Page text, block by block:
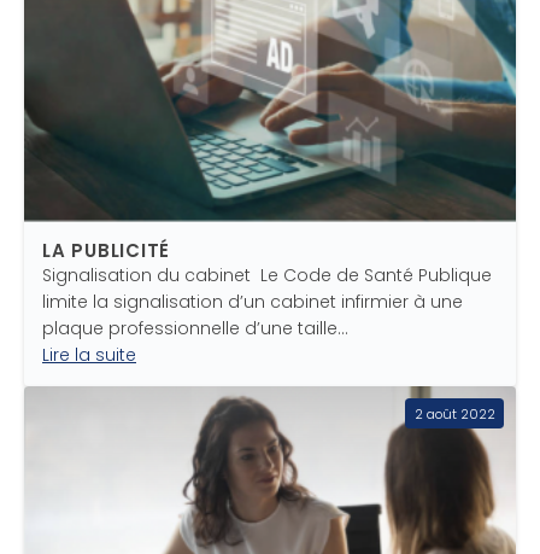
LA PUBLICITÉ
Signalisation du cabinet Le Code de Santé Publique
limite la signalisation d’un cabinet infirmier à une
plaque professionnelle d’une taille…
Lire la suite
2 août 2022